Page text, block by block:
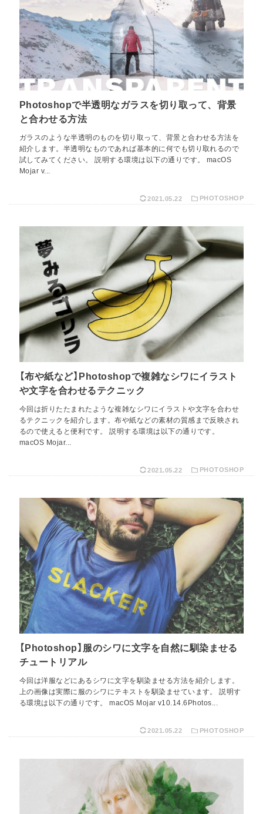
Photoshopで半透明なガラスを切り取って、背景
と合わせる方法
ガラスのような半透明のものを切り取って、背景と合わせる方法を
紹介します。半透明なものであれば基本的に何でも切り取れるので
試してみてください。 説明する環境は以下の通りです。 macOS
Mojar v...
2021.05.22 PHOTOSHOP
【布や紙など】Photoshopで複雑なシワにイラスト
や文字を合わせるテクニック
今回は折りたたまれたような複雑なシワにイラストや文字を合わせ
るテクニックを紹介します。布や紙などの素材の質感まで反映され
るので使えると便利です。 説明する環境は以下の通りです。
macOS Mojar...
2021.05.22 PHOTOSHOP
【Photoshop】服のシワに文字を自然に馴染ませる
チュートリアル
今回は洋服などにあるシワに文字を馴染ませる方法を紹介します。
上の画像は実際に服のシワにテキストを馴染ませています。 説明す
る環境は以下の通りです。 macOS Mojar v10.14.6Photos...
2021.05.22 PHOTOSHOP